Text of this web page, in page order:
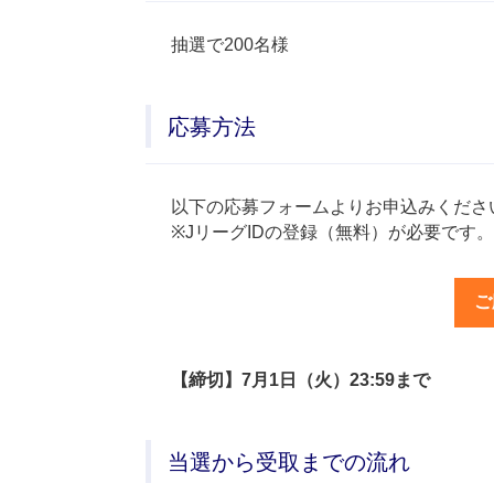
抽選で200名様
応募方法
以下の応募フォームよりお申込みくださ
※JリーグIDの登録（無料）が必要です。
【締切】7月1日（火）23:59まで
当選から受取までの流れ